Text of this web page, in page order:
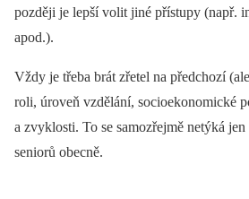
později je lepší volit jiné přístupy (např.
apod.).
Vždy je třeba brát zřetel na předchozí
roli, úroveň vzdělání, socioekonomické
a zvyklosti. To se samozřejmě netýká
seniorů obecně.